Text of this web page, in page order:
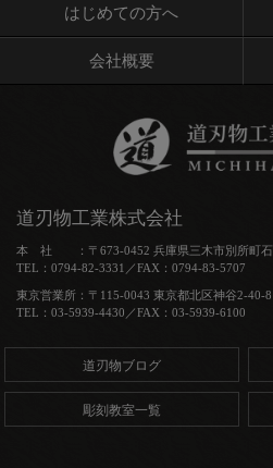
はじめての方へ
会社概要
道刃物工業株式会社
本 社 ：〒673-0452 兵庫県三木市別所町石
TEL：0794-82-3331／FAX：0794-83-5707
東京営業所：〒115-0043 東京都北区神谷2-40-8
TEL：03-5939-4430／FAX：03-5939-6100
道刃物ブログ
彫刻教室一覧